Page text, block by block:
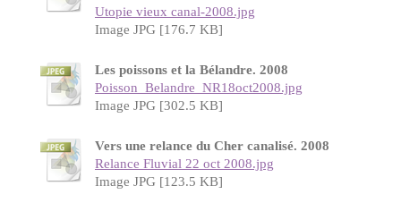
Utopie vieux canal-2008.jpg
Image JPG [176.7 KB]
Les poissons et la Bélandre. 2008
Poisson_Belandre_NR18oct2008.jpg
Image JPG [302.5 KB]
Vers une relance du Cher canalisé. 2008
Relance Fluvial 22 oct 2008.jpg
Image JPG [123.5 KB]